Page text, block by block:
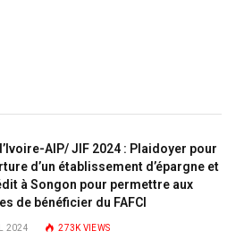
AIP/ JIF 2024 : Plaidoyer pour
d’un établissement d’épargne et
à Songon pour permettre aux
de bénéficier du FAFCI
2024 273K VIEWS